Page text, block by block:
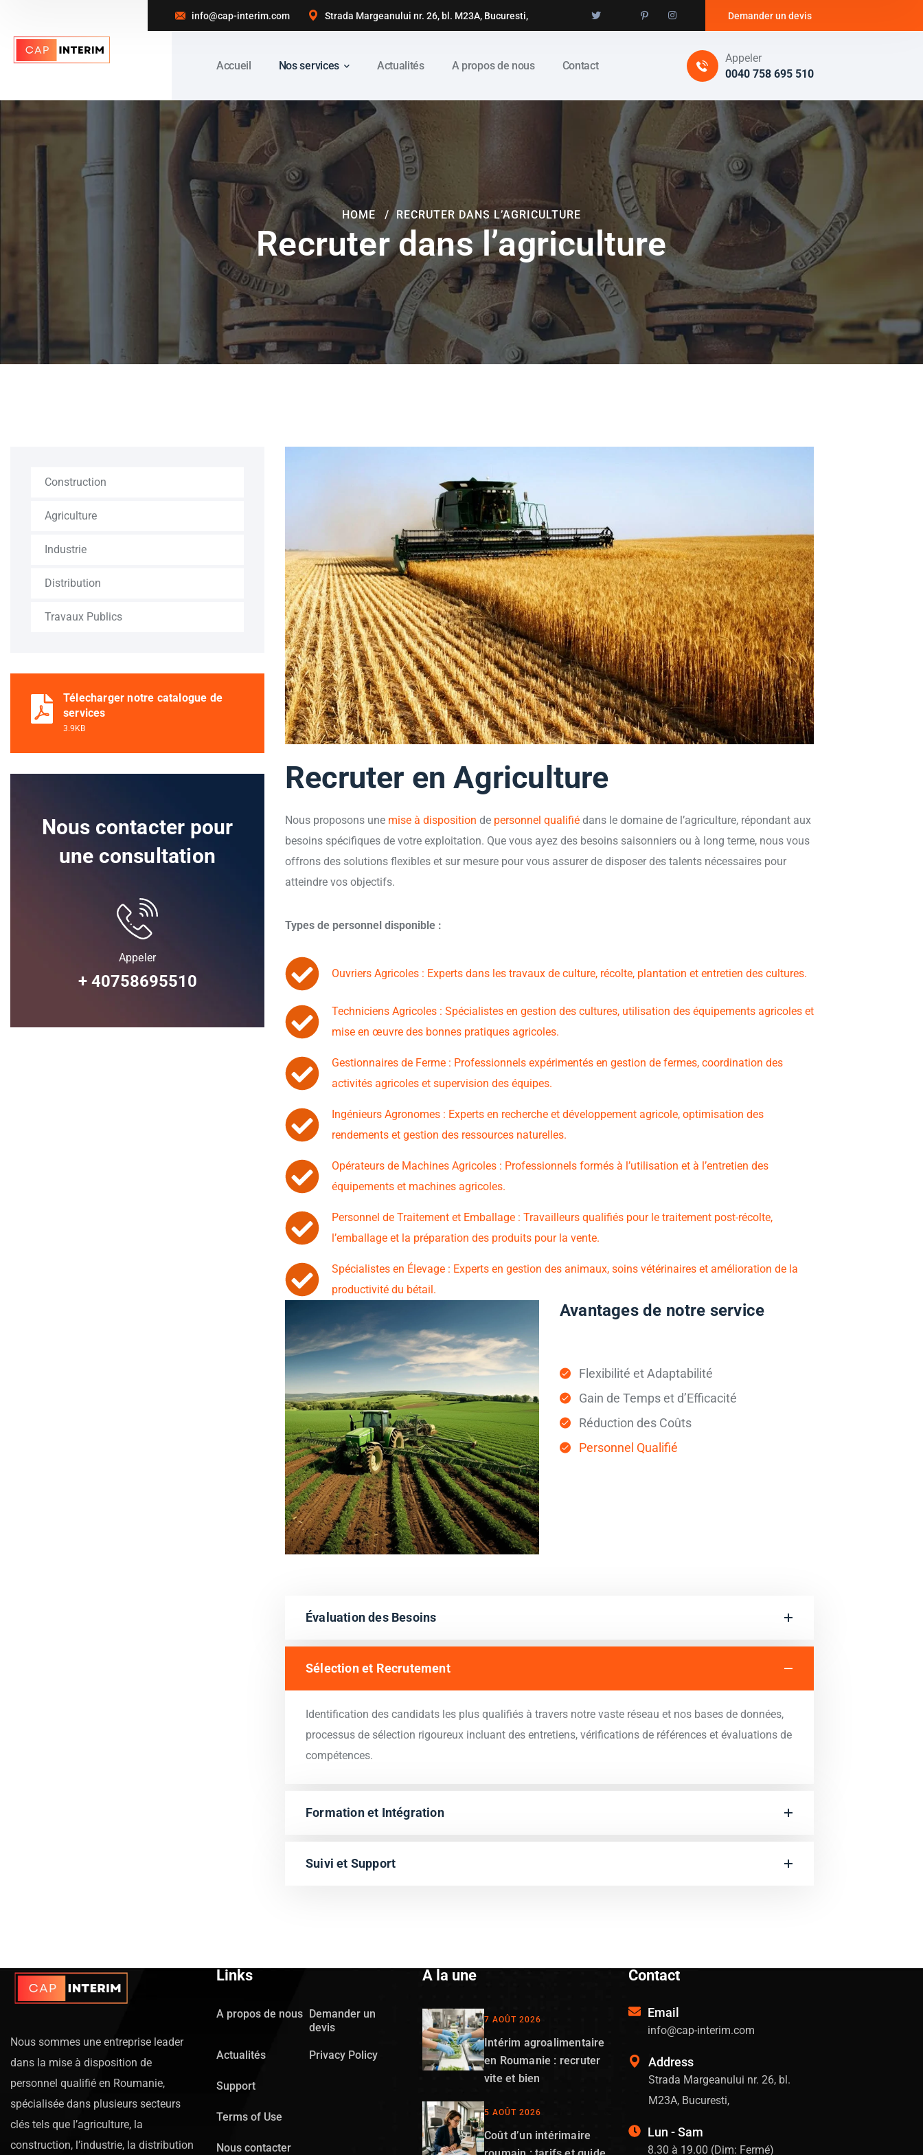
info@cap-interim.com Strada Margeanului nr. 26, bl. M23A, Bucuresti, Demander un devis
Accueil Nos services Actualités A propos de nous Contact
Appeler
0040 758 695 510
Recruter dans l’agriculture
HOME RECRUTER DANS L’AGRICULTURE
Construction
Agriculture
Industrie
Distribution
Travaux Publics
Télecharger notre catalogue de
services
3.9KB
Nous contacter pour
une consultation
Appeler
+ 40758695510
Recruter en Agriculture
Nous proposons une mise à disposition de personnel qualifié dans le domaine de l’agriculture, répondant aux
besoins spécifiques de votre exploitation. Que vous ayez des besoins saisonniers ou à long terme, nous vous
offrons des solutions flexibles et sur mesure pour vous assurer de disposer des talents nécessaires pour
atteindre vos objectifs.
Types de personnel disponible :
Ouvriers Agricoles : Experts dans les travaux de culture, récolte, plantation et entretien des cultures.
Techniciens Agricoles : Spécialistes en gestion des cultures, utilisation des équipements agricoles et
mise en œuvre des bonnes pratiques agricoles.
Gestionnaires de Ferme : Professionnels expérimentés en gestion de fermes, coordination des
activités agricoles et supervision des équipes.
Ingénieurs Agronomes : Experts en recherche et développement agricole, optimisation des
rendements et gestion des ressources naturelles.
Opérateurs de Machines Agricoles : Professionnels formés à l’utilisation et à l’entretien des
équipements et machines agricoles.
Personnel de Traitement et Emballage : Travailleurs qualifiés pour le traitement post-récolte,
l’emballage et la préparation des produits pour la vente.
Spécialistes en Élevage : Experts en gestion des animaux, soins vétérinaires et amélioration de la
productivité du bétail.
Avantages de notre service
Flexibilité et Adaptabilité
Gain de Temps et d’Efficacité
Réduction des Coûts
Personnel Qualifié
Évaluation des Besoins
Sélection et Recrutement
Identification des candidats les plus qualifiés à travers notre vaste réseau et nos bases de données,
processus de sélection rigoureux incluant des entretiens, vérifications de références et évaluations de
compétences.
Formation et Intégration
Suivi et Support
Nous sommes une entreprise leader
dans la mise à disposition de
personnel qualifié en Roumanie,
spécialisée dans plusieurs secteurs
clés tels que l’agriculture, la
construction, l’industrie, la distribution
Links
A propos de nous Demander un
devis
Actualités Privacy Policy
Support
Terms of Use
Nous contacter
A la une
7 AOÛT 2026
Intérim agroalimentaire
en Roumanie : recruter
vite et bien
5 AOÛT 2026
Coût d’un intérimaire
Contact
Email
info@cap-interim.com
Address
Strada Margeanului nr. 26, bl.
M23A, Bucuresti,
Lun - Sam
8.30 à 19.00 (Dim: Fermé)